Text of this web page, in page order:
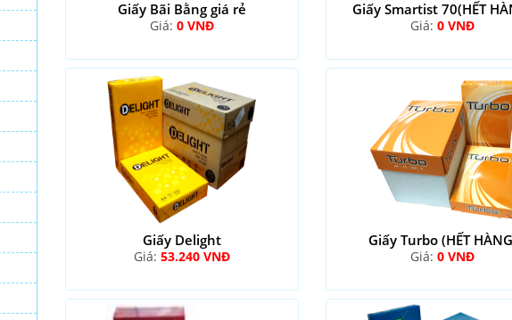
Giấy Bãi Bằng giá rẻ
Giá: 0 VNĐ
Giấy Smartist 70(HẾT
Giá:0 VNĐ
Giấy Delight
Giá: 53.240 VNĐ
Giấy Turbo (HẾT
Giá:0 VNĐ